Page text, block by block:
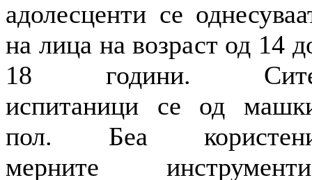
адолесценти се
на лица на возраст од 14
18 години.
испитаници се од
пол. Беа
мерните